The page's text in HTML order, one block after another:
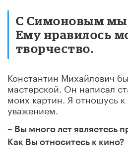
С Симоновым мы
Ему нравилось
творчество.
Константин Михайлович
мастерской. Он написал
моих картин. Я отношусь
уважением.
– Вы много лет являетесь
Как Вы относитесь к кино?